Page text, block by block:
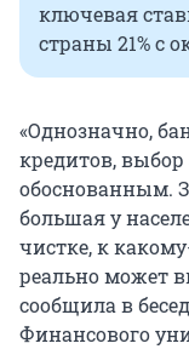
ключевая
страны 21% с
«Однозначно,
кредитов,
обоснованным.
большая у
чистке, к
реально может
сообщила в
Финансового